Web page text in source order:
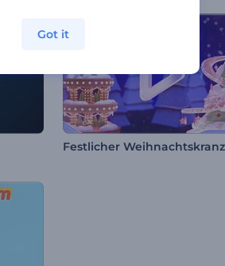
Got it